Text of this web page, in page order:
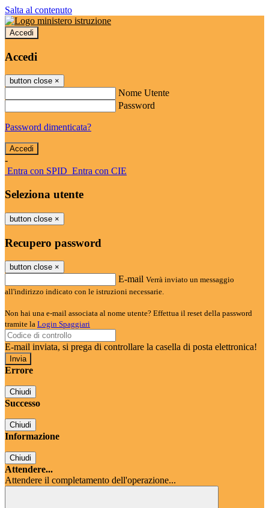
Salta al contenuto
Accedi
Accedi
button close ×
Nome Utente
Password
Password dimenticata?
-
Entra con SPID Entra con CIE
Seleziona utente
button close ×
Recupero password
button close ×
E-mail Verrà inviato un messaggio
all'indirizzo indicato con le istruzioni necessarie.
Non hai una e-mail associata al nome utente? Effettua il reset della password
tramite la Login Spaggiari
E-mail inviata, si prega di controllare la casella di posta elettronica!
Errore
Chiudi
Successo
Chiudi
Informazione
Chiudi
Attendere...
Attendere il completamento dell'operazione...